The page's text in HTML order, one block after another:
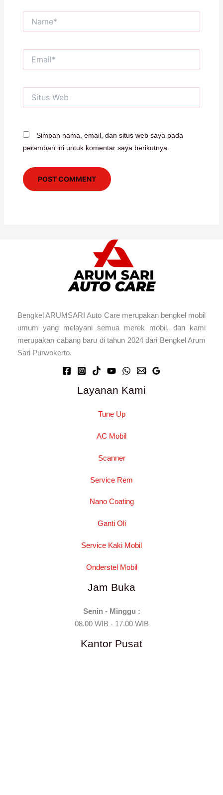
Web
Simpan nama, email, dan situs web saya pada
peramban ini untuk komentar saya berikutnya.
Bengkel ARUMSARI Auto Care merupakan bengkel mobil
umum yang melayani semua merek mobil, dan kami
merupakan cabang baru di tahun 2024 dari Bengkel Arum
Sari Purwokerto.
Layanan Kami
Tune Up
AC Mobil
Scanner
Service Rem
Nano Coating
Ganti Oli
Service Kaki Mobil
Onderstel Mobil
Jam Buka
Senin - Minggu :
08.00 WIB - 17.00 WIB
Kantor Pusat